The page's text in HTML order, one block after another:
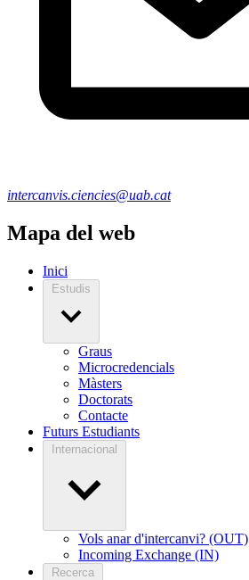
intercanvis.ciencies@uab.cat
Mapa del web
Inici
Estudis
Graus
Microcredencials
Màsters
Doctorats
Contacte
Futurs Estudiants
Internacional
Vols anar d'intercanvi? (OUT)
Incoming Exchange (IN)
Recerca